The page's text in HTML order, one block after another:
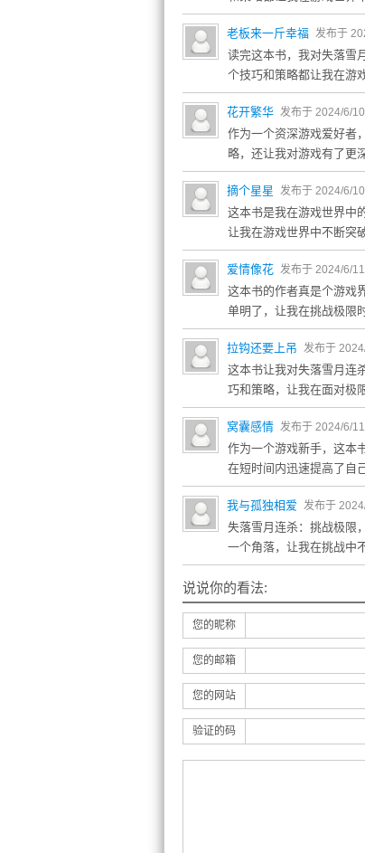
老板来一斤幸福 发布于
读完这本书，我对失落雪
个技巧和策略都让我在游
花开繁华 发布于 2024/6/
作为一个资深游戏爱好者
略，还让我对游戏有了更
摘个星星 发布于 2024/6/
这本书是我在游戏世界中
让我在游戏世界中不断突
爱情像花 发布于 2024/6/
这本书的作者真是个游戏
单明了，让我在挑战极限
拉钩还要上吊 发布于
这本书让我对失落雪月连
巧和策略，让我在面对极
窝囊感情 发布于 2024/6/
作为一个游戏新手，这本
在短时间内迅速提高了自
我与孤独相爱 发布于
失落雪月连杀：挑战极限
一个角落，让我在挑战中
说说你的看法:
您的昵称
您的邮箱
您的网站
验证的码